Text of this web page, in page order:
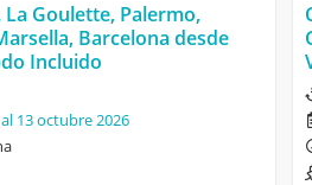
Goulette, Palermo,
Barcelona desde
Incluido
13 octubre 2026